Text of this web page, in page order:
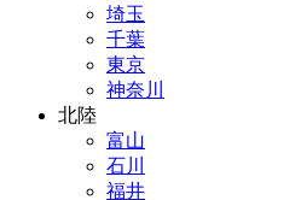
埼玉
千葉
東京
神奈川
北陸
富山
石川
福井